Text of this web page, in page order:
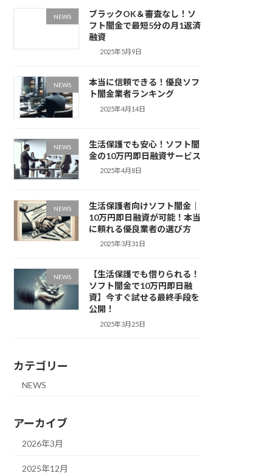
NEWS
ブラックOK＆審査なし！ソ
フト闇金で最短5分の月1返済
融資
2025年5月9日
NEWS
本当に信頼できる！優良ソフ
ト闇金業者ランキング
2025年4月14日
NEWS
生活保護でも安心！ソフト闇
金の10万円即日融資サービス
2025年4月8日
NEWS
生活保護者向けソフト闇金｜
10万円即日融資が可能！本当
に頼れる優良業者の選び方
2025年3月31日
NEWS
【生活保護でも借りられる！
ソフト闇金で10万円即日融
資】今すぐ試せる最終手段を
公開！
2025年3月25日
カテゴリー
NEWS
アーカイブ
2026年3月
2025年12月